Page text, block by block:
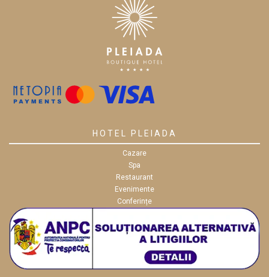
HOTEL PLEIADA
Cazare
Spa
Restaurant
Evenimente
Conferințe